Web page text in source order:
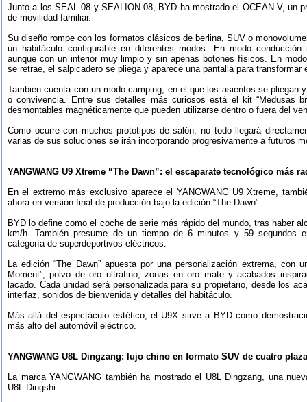
Junto a los SEAL 08 y SEALION 08, BYD ha mostrado el OCEAN-V, un
de movilidad familiar.
Su diseño rompe con los formatos clásicos de berlina, SUV o
un habitáculo configurable en diferentes modos. En modo conducción
aunque con un interior muy limpio y sin apenas botones físicos. En
se retrae, el salpicadero se pliega y aparece una pantalla para
También cuenta con un modo camping, en el que los asientos se pliegan
o convivencia. Entre sus detalles más curiosos está el kit “Medusas
desmontables magnéticamente que pueden utilizarse dentro o fuera del
Como ocurre con muchos prototipos de salón, no todo llegará
varias de sus soluciones se irán incorporando progresivamente a futuros
YANGWANG U9 Xtreme “The Dawn”: el escaparate tecnológico más
En el extremo más exclusivo aparece el YANGWANG U9 Xtreme,
ahora en versión final de producción bajo la edición “The Dawn”.
BYD lo define como el coche de serie más rápido del mundo, tras haber
km/h. También presume de un tiempo de 6 minutos y 59 segundos
categoría de superdeportivos eléctricos.
La edición “The Dawn” apuesta por una personalización extrema, con
Moment”, polvo de oro ultrafino, zonas en oro mate y acabados
lacado. Cada unidad será personalizada para su propietario, desde los
interfaz, sonidos de bienvenida y detalles del habitáculo.
Más allá del espectáculo estético, el U9X sirve a BYD como
más alto del automóvil eléctrico.
YANGWANG U8L Dingzang: lujo chino en formato SUV de cuatro
La marca YANGWANG también ha mostrado el U8L Dingzang, una
U8L Dingshi.